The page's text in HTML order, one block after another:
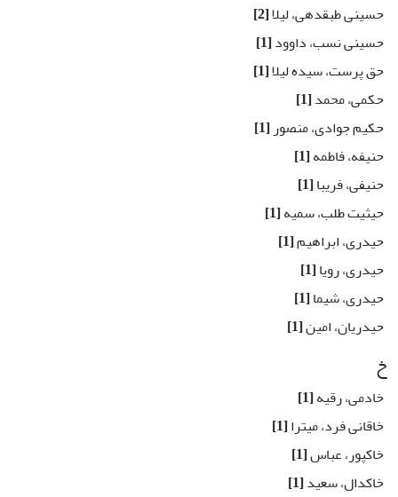
حسینی طبقدهی، لیلا[2]
حسینی نسب، داوود[1]
حق پرست، سیده لیلا[1]
حکمی، محمد[1]
حکیم جوادی، منصور[1]
حنیفه، فاطمه[1]
حنیفی، فریبا[1]
حیثیت طلب، سمیه[1]
حیدری، ابراهیم[1]
حیدری، رویا[1]
حیدری، شیما[1]
حیدریان، امین[1]
خ
خادمی، رقیه[1]
خاقانی فرد، میترا[1]
خاکپور، عباس[1]
خاکدال، سعید[1]